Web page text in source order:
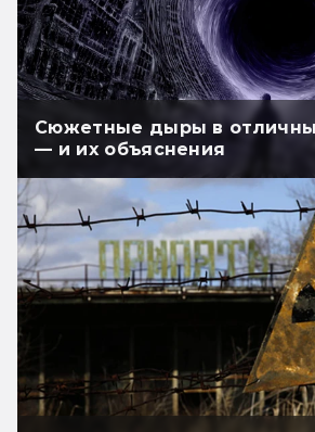
Сюжетные дыры в
— и их объяснения